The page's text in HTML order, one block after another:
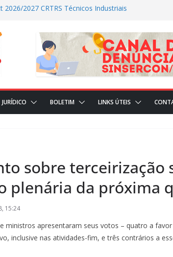
2026/2027 CRTRS Técnicos Industriais
JURÍDICO BOLETIM LINKS ÚTEIS
sobre terceirização
plenária da próxima
15:24
ministros apresentaram seus votos – quatro a
inclusive nas atividades-fim, e três contrários a